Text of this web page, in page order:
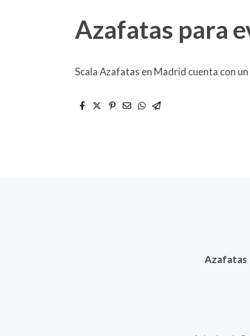
Azafatas para
Scala Azafatas en Madrid cuenta con
Azafatas